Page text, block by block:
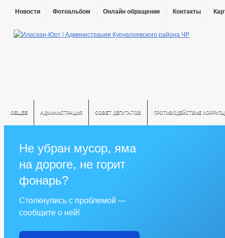
Новости Фотоальбом Онлайн обращение Контакты
ОБЩЕЕ АДМИНИСТРАЦИЯ СОВЕТ ДЕПУТАТОВ ПРОТИВОДЕЙСТВИЕ
Не убран мусор, яма
на дороге, не горит
фонарь?
Столкнулись с проблемой —
сообщите о ней!